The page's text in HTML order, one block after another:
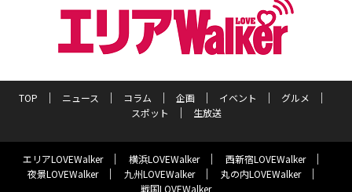
TOP ニュース コラム 企画 イベント
グルメ
スポット
生放送
エリアLOVEWalker 横浜LOVEWalker
西新宿LOVEWalker
夜景LOVEWalker
九州LOVEWalker
丸の内LOVEWalker
戦国LOVEWalker